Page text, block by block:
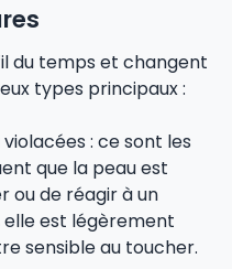
du temps et changent
types principaux :
: ce sont les
que la peau est
ou de réagir à un
est légèrement
sensible au toucher.